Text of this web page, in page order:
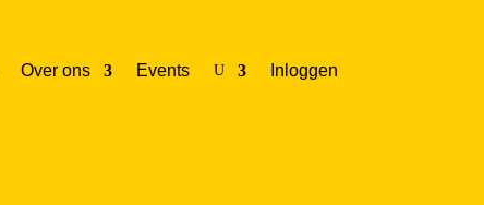
Over ons Events U Inloggen